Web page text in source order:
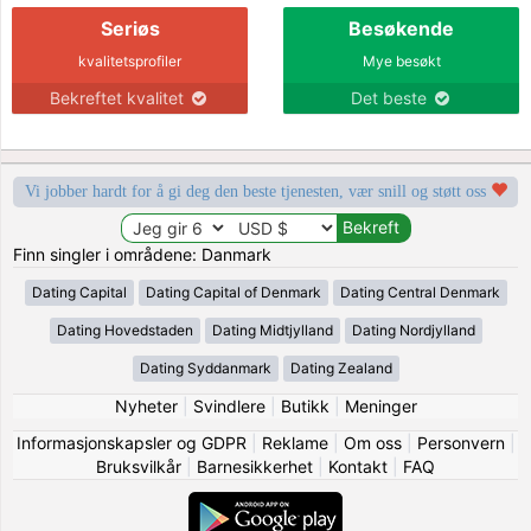
Seriøs
kvalitetsprofiler
Bekreftet kvalitet
Besøkende
Mye besøkt
Det beste
Vi jobber hardt for å gi deg den beste tjenesten, vær snill og støtt oss
Finn singler i områdene: Danmark
Dating Capital Dating Capital of Denmark Dating Central Denmark
Dating Hovedstaden Dating Midtjylland Dating Nordjylland
Dating Syddanmark Dating Zealand
Nyheter| Svindlere| Butikk
Meninger
Informasjonskapsler og GDPR
Reklame| Om oss| Personvern|
Bruksvilkår
Barnesikkerhet Kontakt FAQ